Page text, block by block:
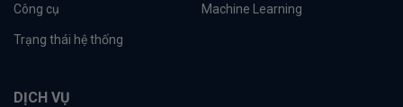
Công cụ Machine Learning
Trạng thái hệ thống
DỊCH VỤ